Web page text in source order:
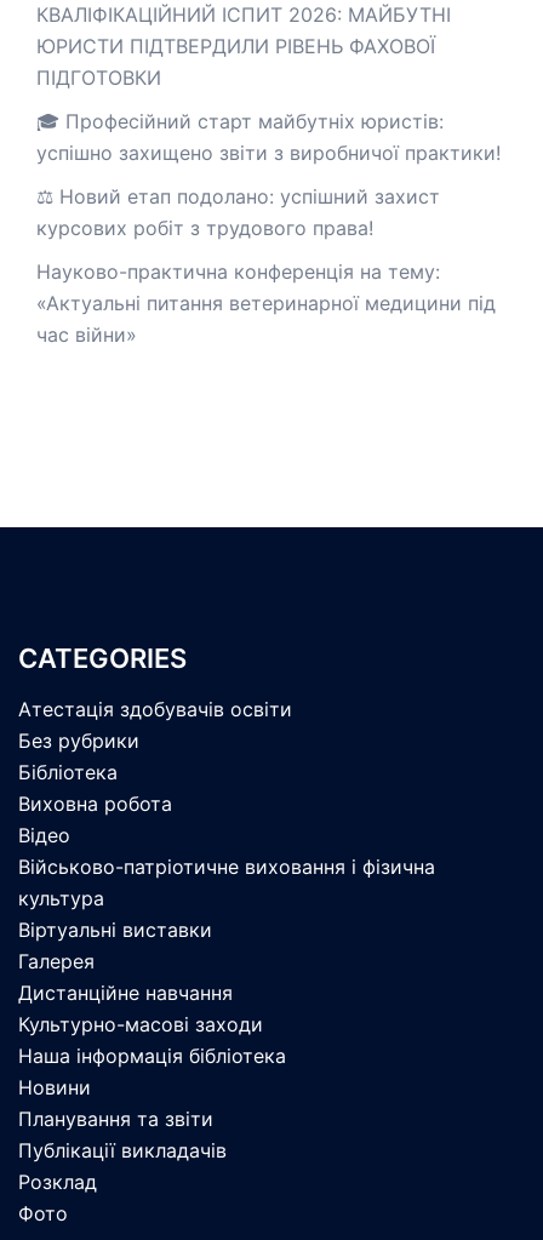
КВАЛІФІКАЦІЙНИЙ ІСПИТ 2026: МАЙБУТНІ
ЮРИСТИ ПІДТВЕРДИЛИ РІВЕНЬ ФАХОВОЇ
ПІДГОТОВКИ
🎓 Професійний старт майбутніх юристів:
успішно захищено звіти з виробничої практики!
⚖️ Новий етап подолано: успішний захист
курсових робіт з трудового права!
Науково-практична конференція на тему:
«Актуальні питання ветеринарної медицини під
час війни»
CATEGORIES
Атестація здобувачів освіти
Без рубрики
Бібліотека
Виховна робота
Відео
Військово-патріотичне виховання і фізична
культура
Віртуальні виставки
Галерея
Дистанційне навчання
Культурно-масові заходи
Наша інформація бібліотека
Новини
Планування та звіти
Публікації викладачів
Розклад
Фото